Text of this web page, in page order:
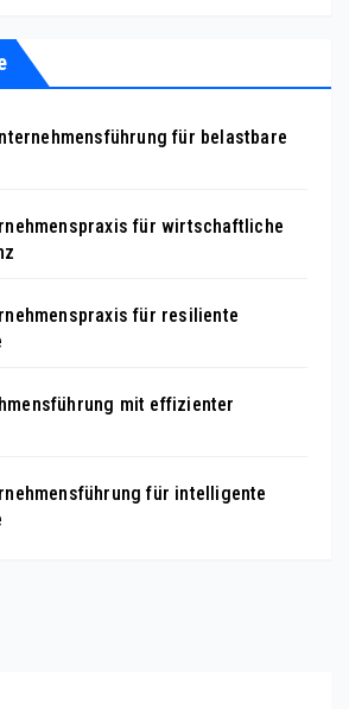
für belastbare
für wirtschaftliche
für resiliente
mit effizienter
für intelligente